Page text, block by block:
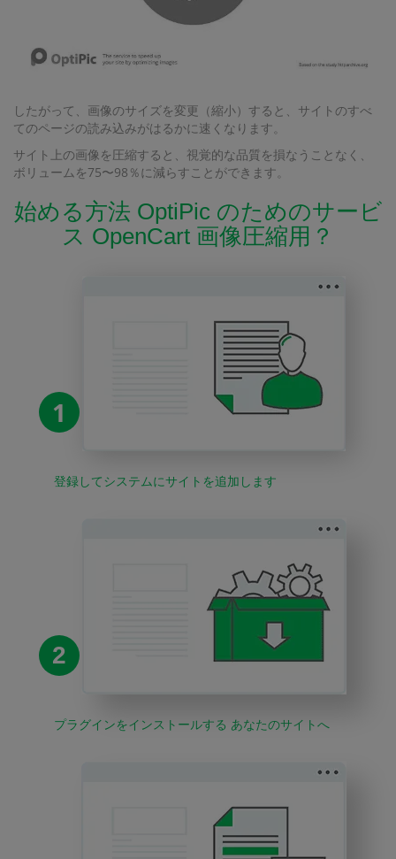
したがって、画像のサイズを変更（縮小）すると、サイトのすべ
てのページの読み込みがはるかに速くなります。
サイト上の画像を圧縮すると、視覚的な品質を損なうことなく、
ボリュームを75〜98％に減らすことができます。
始める方法 OptiPic のためのサービ
ス OpenCart 画像圧縮用？
1
登録してシステムにサイトを追加します
2
プラグインをインストールする あなたのサイトへ